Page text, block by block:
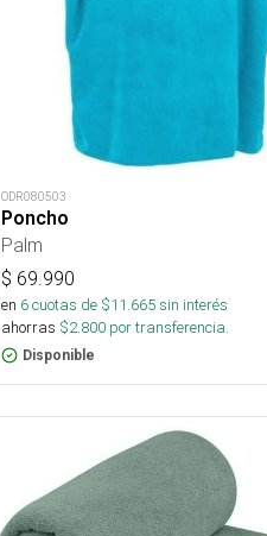
ODR080503
Poncho
Palm
$ 69.990
en 6cuotas de $11.665sin interés
ahorras $2.800por transferencia.
Disponible